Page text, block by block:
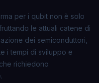
per i qubit non è solo
le attuali catene di
dei semiconduttori,
i tempi di sviluppo e
richiedono